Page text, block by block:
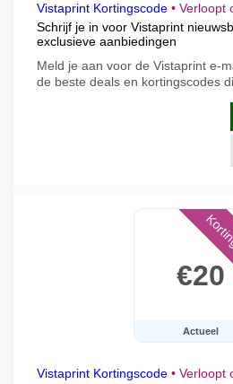
Vistaprint Kortingscode • Verloopt
Schrijf je in voor Vistaprint
exclusieve aanbiedingen
Meld je aan voor de Vistaprint e-
de beste deals en kortingscodes
€20
Actueel
Vistaprint Kortingscode • Verloopt